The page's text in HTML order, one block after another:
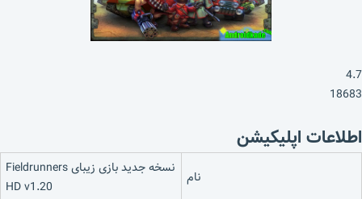
4.7
18683
اطلاعات اپلیکیشن
نام
نسخه جدید بازی زیبای Fieldrunners
HD v1.20